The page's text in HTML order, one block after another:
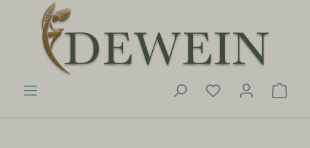
Zum Hauptinhalt springen
Du hast 0